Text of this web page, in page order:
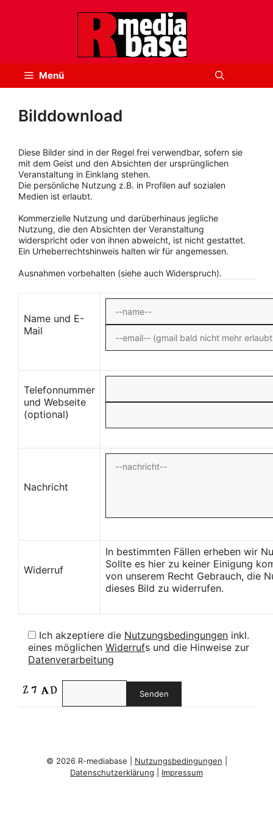
Menü
Bilddownload
Diese Bilder sind in der Regel frei verwendbar, sofern sie
mit dem Geist und den Absichten der ursprünglichen
Veranstaltung in Einklang stehen.
Die persönliche Nutzung z.B. in Profilen auf sozialen
Medien ist erlaubt.
Kommerzielle Nutzung und darüberhinaus jegliche
Nutzung, die den Absichten der Veranstaltung
widerspricht oder von ihnen abweicht, ist nicht gestattet.
Ein Urheberrechtshinweis halten wir für angemessen.
Ausnahmen vorbehalten (siehe auch Widerspruch).
Name und E-
Mail
Telefonnummer
und Webseite
(optional)
Nachricht
Widerruf
In bestimmten Fällen erheben wir
Sollte es hier zu keiner Einigung
von unserem Recht Gebrauch, die
dieses Bild zu widerrufen.
Ich akzeptiere die Nutzungsbedingungen inkl.
eines möglichen Widerrufs und die Hinweise zur
Datenverarbeitung
© 2026 R-mediabase | Nutzungsbedingungen
Datenschutzerklärung
Impressum